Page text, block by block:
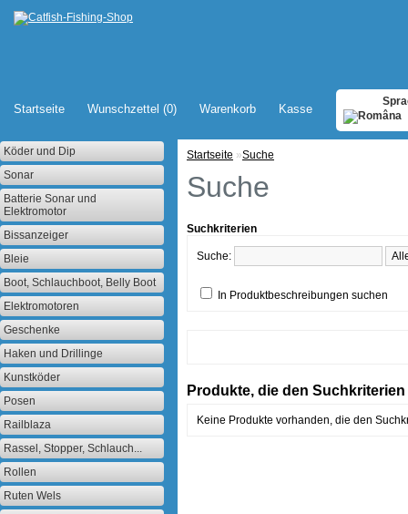
Startseite Wunschzettel (0) Warenkorb Kasse
Köder und Dip
Sonar
Batterie Sonar und
Elektromotor
Bissanzeiger
Bleie
Boot, Schlauchboot, Belly Boot
Elektromotoren
Geschenke
Haken und Drillinge
Kunstköder
Posen
Railblaza
Rassel, Stopper, Schlauch...
Rollen
Ruten Wels
Startseite »Suche
Suche
Suchkriterien
Suche:
In Produktbeschreibungen suchen
Produkte, die den
Keine Produkte vorhanden, die den